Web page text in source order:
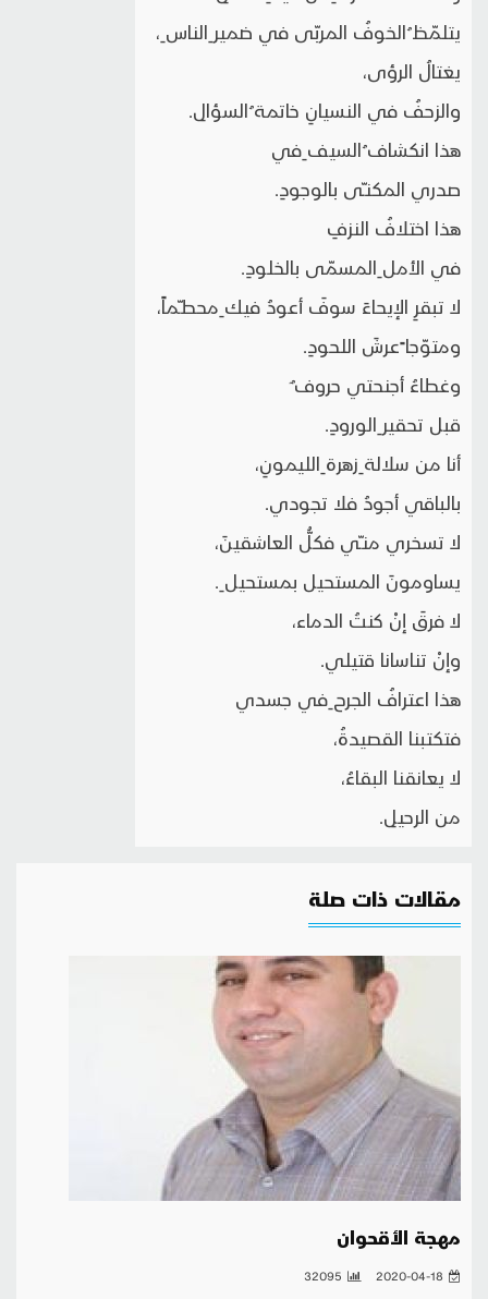
يتلمّظ ُالخوفُ المربّى في ضمير ِالناس ِ،
يغتالُ الرؤى،
والزحفُ في النسيانِ خاتمة ُالسؤالِ.
هذا انكشاف ُالسيف ِفي
صدري المكنـّى بالوجودِ.
هذا اختلافُ النزفِ
في الأمل ِالمسمّى بالخلودِ.
لا تبقرِ الإيحاءَ سوفَ أعودُ فيك ِمحطـّماً،
ومتوّجا ًعرشَ اللحودِ.
وغطاءُ أجنحتي حروف ٌ
قبل تحقير ِالورودِ.
أنا من سلالة ِزهرة ِالليمونِ،
بالباقي أجودُ فلا تجودي.
لا تسخري منـّي فكلُّ العاشقينَ،
يساومونَ المستحيل بمستحيل ِ.
لا فرقَ إنْ كنتُ الدماء،
وإنْ تناسانا قتيلي.
هذا اعترافُ الجرح ِفي جسدي
فتكتبنا القصيدةُ،
لا يعانقنا البقاءُ،
من الرحيلِ.
مقالات ذات صلة
مهجة الأقحوان
2020-04-18
32095